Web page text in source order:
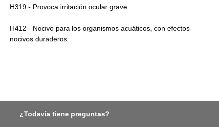
H319 - Provoca irritación ocular grave.
H412 - Nocivo para los organismos acuáticos, con efectos
nocivos duraderos.
¿Todavía tiene preguntas?